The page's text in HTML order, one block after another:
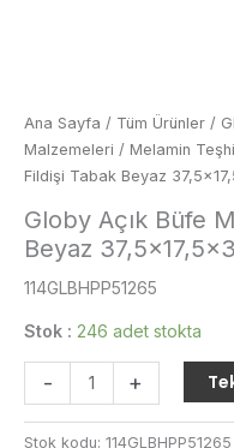
Ana Sayfa / Tüm Ürünler /
Malzemeleri / Melamin
Fildişi Tabak Beyaz
Globy Açık Büfe
Beyaz
114GLBHPP51265
Stok : 246 adet stokta
-
Açık
Büfe
+
Stok kodu: 114GLBHPP51265